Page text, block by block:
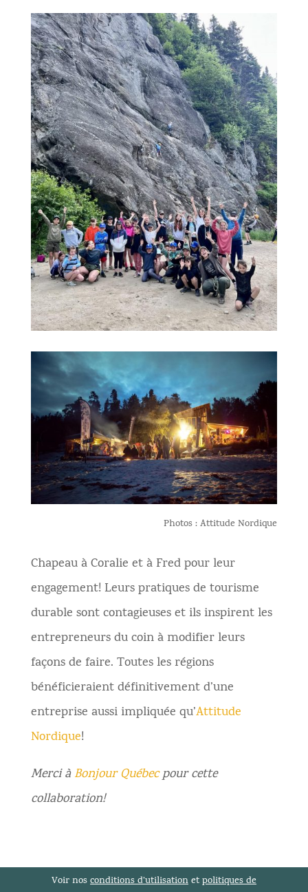
Photos : Attitude Nordique
Chapeau à Coralie et à Fred pour leur
engagement! Leurs pratiques de tourisme
durable sont contagieuses et ils inspirent les
entrepreneurs du coin à modifier leurs
façons de faire. Toutes les régions
bénéficieraient définitivement d’une
entreprise aussi impliquée qu’Attitude
Nordique!
Merci àBonjour Québecpour cette
collaboration!
Voir nosconditions d’utilisationetpolitiques de